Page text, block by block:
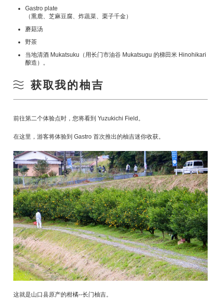
Gastro plate
（熏鹿、芝麻豆腐、炸蔬菜、栗子千金）
蘑菇汤
野茶
当地清酒 Mukatsuku（用长门市油谷 Mukatsugu 的梯田米 Hinohikari
酿造）。
获取我的柚吉
前往第二个体验点时，您将看到 Yuzukichi Field。
在这里，游客将体验到 Gastro 首次推出的柚吉迷你收获。
这就是山口县原产的柑橘--长门柚吉。